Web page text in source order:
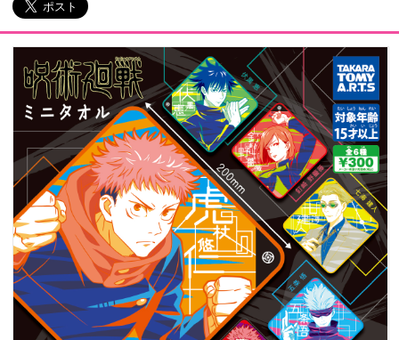
プレスリリース よくあるご質問
ビジネスのお客様
閉じる